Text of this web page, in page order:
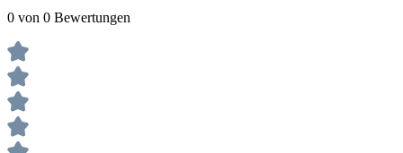
0 von 0 Bewertungen